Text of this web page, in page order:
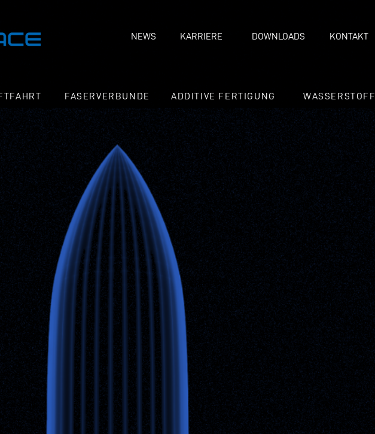
NEWS KARRIERE DOWNLOADS KONTAKT
FASERVERBUNDE ADDITIVE FERTIGUNG WASSERSTOFF